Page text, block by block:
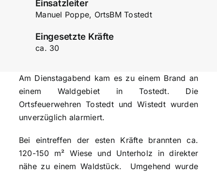
Einsatzleiter
Manuel Poppe, OrtsBM Tostedt
Eingesetzte Kräfte
ca. 30
Am Dienstagabend kam es zu einem Brand an
einem Waldgebiet in Tostedt. Die
Ortsfeuerwehren Tostedt und Wistedt wurden
unverzüglich alarmiert.
Bei eintreffen der esten Kräfte brannten ca.
120-150 m² Wiese und Unterholz in direkter
nähe zu einem Waldstück. Umgehend wurde